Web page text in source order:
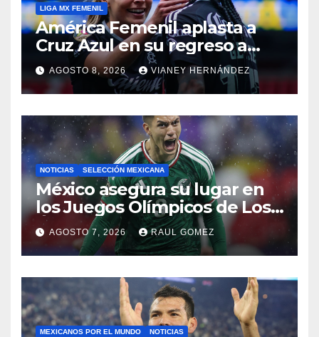
LIGA MX FEMENIL
América Femenil aplasta a
Cruz Azul en su regreso a
casa
AGOSTO 8, 2026 VIANEY HERNÁNDEZ
NOTICIAS SELECCIÓN MEXICANA
México asegura su lugar en
los Juegos Olímpicos de Los
Ángeles 2028
AGOSTO 7, 2026 RAUL GOMEZ
MEXICANOS POR EL MUNDO NOTICIAS